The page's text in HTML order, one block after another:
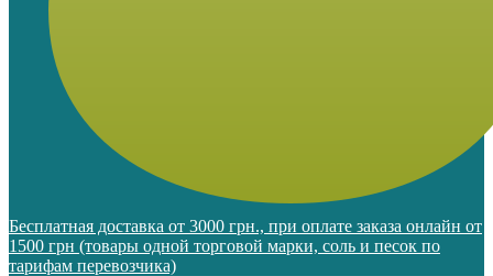
Бесплатная доставка от 3000 грн., при оплате заказа онлайн от
1500 грн (товары одной торговой марки, соль и песок по
тарифам перевозчика)